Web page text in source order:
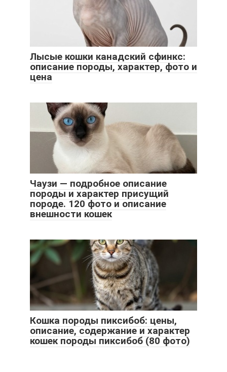
Лысые кошки канадский сфинкс:
описание породы, характер, фото и
цена
Чаузи — подробное описание
породы и характер присущий
породе. 120 фото и описание
внешности кошек
Кошка породы пиксибоб: цены,
описание, содержание и характер
кошек породы пиксибоб (80 фото)